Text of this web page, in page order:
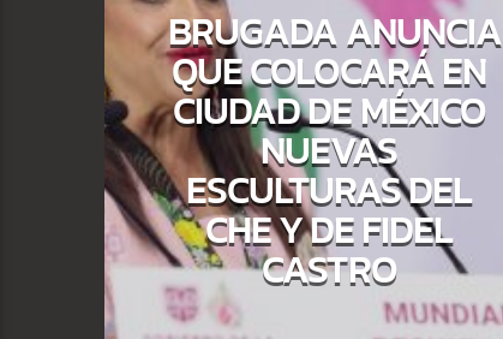
BRUGADA ANUNCIA
QUE COLOCARÁ EN
CIUDAD DE MÉXICO
NUEVAS
ESCULTURAS DEL
CHE Y DE FIDEL
CASTRO